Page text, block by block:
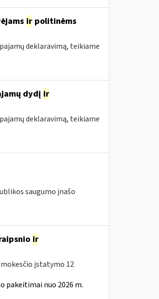
irpolitinėms
deklaravimą, teikiame
dydį ir
deklaravimą, teikiame
saugumo įnašo
ir
įstatymo 12
pakeitimai nuo 2026 m.